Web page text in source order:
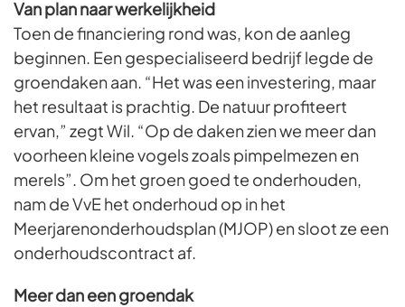
Van plan naar werkelijkheid
Toen de financiering rond was, kon de aanleg
beginnen. Een gespecialiseerd bedrijf legde de
groendaken aan. “Het was een investering, maar
het resultaat is prachtig. De natuur profiteert
ervan,” zegt Wil. “Op de daken zien we meer dan
voorheen kleine vogels zoals pimpelmezen en
merels”. Om het groen goed te onderhouden,
nam de VvE het onderhoud op in het
Meerjarenonderhoudsplan (MJOP) en sloot ze een
onderhoudscontract af.
Meer dan een groendak